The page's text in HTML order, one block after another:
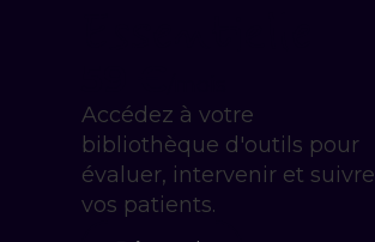
Accédez à votre
bibliothèque d'outils pour
évaluer, intervenir et suivre
vos patients.